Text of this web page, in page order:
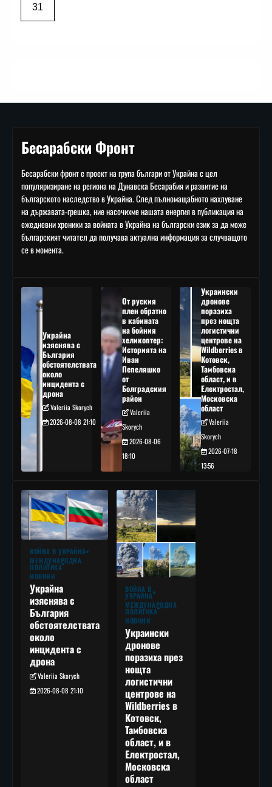
31
Бесарабски Фронт
Бесарабски фронт е проект на група българи от Украйна с цел
популяризиране на региона на Дунавска Бесарабия и развитие на
българското наследство в Украйна. След пълномащабното нахлуване
на държавата-грешка, ние насочихме нашата енергия в публикация на
ежедневни хроники за войната в Украйна на български език за да може
българският читател да получава актуална информация за случващото
се в момента.
Украйна
изяснява с
България
обстоятелствата
около
инцидента с
дрона
Valeriia Skorych
2026-08-08 21:10
От руския
плен обратно
в кабината
на бойния
хеликоптер:
Историята на
Иван
Пепеляшко
от
Болградския
район
Valeriia
Skorych
2026-08-06
18:10
Украински
дронове
поразиха
през нощта
логистични
центрове на
Wildberries в
Котовск,
Тамбовска
област, и в
Електростал,
Московска
област
Valeriia
Skorych
2026-07-18
13:56
ВОЙНА В УКРАЙНА
МЕЖДУНАРОДНА
ПОЛИТИКА
НОВИНИ
Украйна
изяснява с
България
обстоятелствата
около
инцидента с
дрона
Valeriia Skorych
2026-08-08 21:10
ВОЙНА В
УКРАЙНА
МЕЖДУНАРОДНА
ПОЛИТИКА
НОВИНИ
Украински
дронове
поразиха през
нощта
логистични
центрове на
Wildberries в
Котовск,
Тамбовска
област, и в
Електростал,
Московска
област